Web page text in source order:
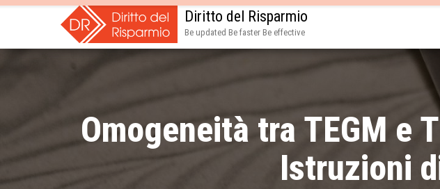
Diritto del Risparmio
Be updated Be faster Be effective
Omogeneità tra TEGM e
Istruzioni